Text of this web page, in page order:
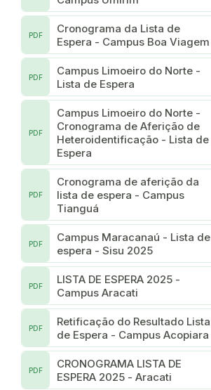
Cronograma da Lista de
Espera - Campus Boa Viagem
PDF
Campus Limoeiro do Norte -
Lista de Espera
PDF
Campus Limoeiro do Norte -
Cronograma de Aferição de
Heteroidentificação - Lista de
Espera
PDF
Cronograma de aferição da
lista de espera - Campus
Tianguá
PDF
Campus Maracanaú - Lista de
espera - Sisu 2025
PDF
LISTA DE ESPERA 2025 -
Campus Aracati
PDF
Retificação do Resultado Lista
de Espera - Campus Acopiara
PDF
CRONOGRAMA LISTA DE
ESPERA 2025 - Aracati
PDF